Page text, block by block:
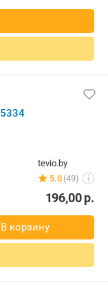
tevio.by
5.0 (49) i
196,00р.
В корзину